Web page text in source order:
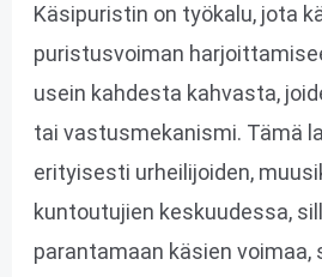
Käsipuristin on työkalu, jota
puristusvoiman
usein kahdesta kahvasta,
tai vastusmekanismi. Tämä
erityisesti urheilijoiden,
kuntoutujien keskuudessa,
parantamaan käsien